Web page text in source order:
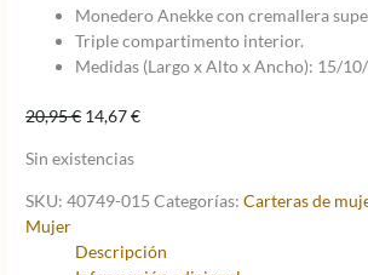
Monedero Anekke con cremallera
Triple compartimento interior.
Medidas (Largo x Alto x Ancho): 15/
20,95€ El
original
era:
14,67€El
es:
Sin existencias
SKU:40749-015 Categorías:Carteras de
Mujer
Descripción